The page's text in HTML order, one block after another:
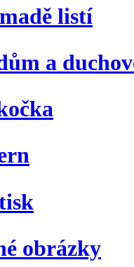
listí
a
obrázky